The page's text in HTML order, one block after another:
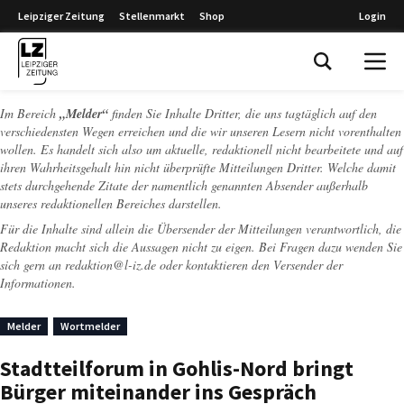
Leipziger Zeitung Stellenmarkt Shop Login
Im Bereich „Melder“ finden Sie Inhalte Dritter, die uns tagtäglich auf den
verschiedensten Wegen erreichen und die wir unseren Lesern nicht vorenthalten
wollen. Es handelt sich also um aktuelle, redaktionell nicht bearbeitete und auf
ihren Wahrheitsgehalt hin nicht überprüfte Mitteilungen Dritter. Welche damit
stets durchgehende Zitate der namentlich genannten Absender außerhalb
unseres redaktionellen Bereiches darstellen.
Für die Inhalte sind allein die Übersender der Mitteilungen verantwortlich, die
Redaktion macht sich die Aussagen nicht zu eigen. Bei Fragen dazu wenden Sie
sich gern an redaktion@l-iz.de oder kontaktieren den Versender der
Informationen.
Melder Wortmelder
Stadtteilforum in Gohlis-Nord bringt
Bürger miteinander ins Gespräch